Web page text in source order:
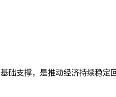
础支撑，是推动经济持续稳定